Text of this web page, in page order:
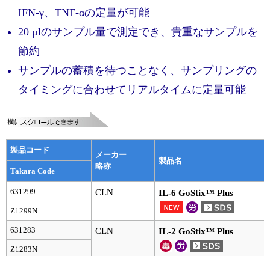
リアルタイムPCR実験ガイド
遺伝子検査ガイド（食品・水質・家畜他）
細胞選択ガイド
エピジェネティクス実験ガイド
RNAi実験ガイド
アプリケーションノート
IFN-γ、TNF-αの定量が可能
20 μlのサンプル量で測定でき、貴重なサンプルを
節約
サンプルの蓄積を待つことなく、サンプリングの
タイミングに合わせてリアルタイムに定量可能
製品コード
メーカー
略称
製品名
Takara Code
631299 CLN IL-6 GoStix™ Plus
Z1299N
631283 CLN IL-2 GoStix™ Plus
Z1283N